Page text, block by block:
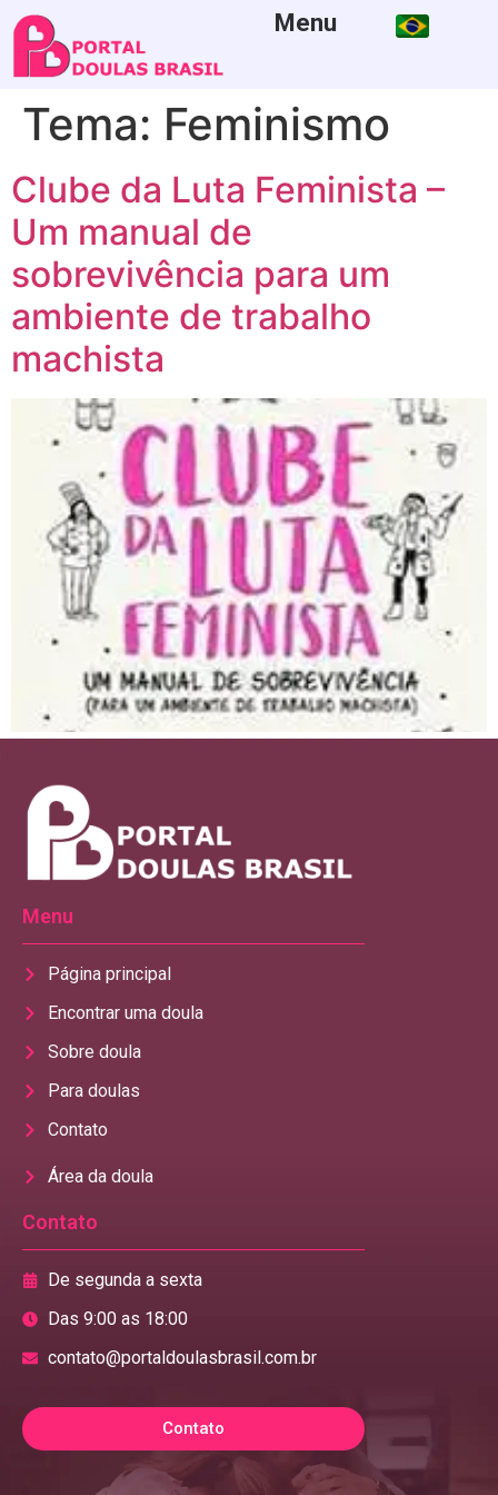
Menu
Tema: Feminismo
Clube da Luta Feminista –
Um manual de
sobrevivência para um
ambiente de trabalho
machista
Menu
Página principal
Encontrar uma doula
Sobre doula
Para doulas
Contato
Área da doula
Contato
De segunda a sexta
Das 9:00 as 18:00
contato@portaldoulasbrasil.com.br
Contato